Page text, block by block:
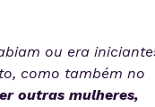
ou era
como também no
outras mulheres,